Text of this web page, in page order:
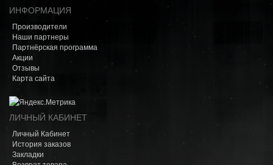
ИНФОРМАЦИЯ
Производители
Наши партнеры
Партнёрская программа
Акции
Отзывы
Карта сайта
ЛИЧНЫЙ КАБИНЕТ
Личный Кабинет
История заказов
Закладки